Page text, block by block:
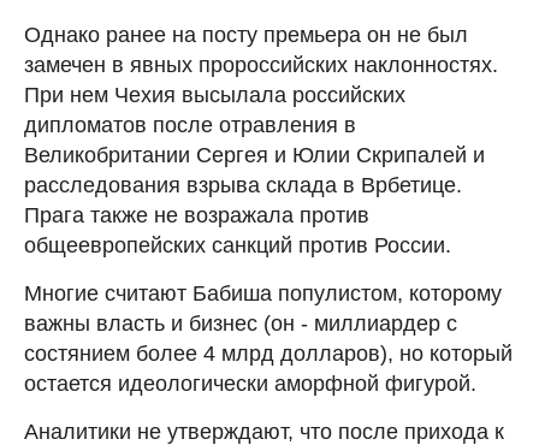
Однако ранее на посту премьера он не был
замечен в явных пророссийских наклонностях.
При нем Чехия высылала российских
дипломатов после отравления в
Великобритании Сергея и Юлии Скрипалей и
расследования взрыва склада в Врбетице.
Прага также не возражала против
общеевропейских санкций против России.
Многие считают Бабиша популистом, которому
важны власть и бизнес (он - миллиардер с
состянием более 4 млрд долларов), но который
остается идеологически аморфной фигурой.
Аналитики не утверждают, что после прихода к